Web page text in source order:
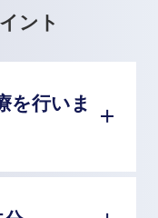
ント
を行いま